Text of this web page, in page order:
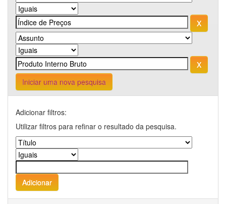
Iniciar uma nova pesquisa
Adicionar filtros:
Utilizar filtros para refinar o resultado da pesquisa.